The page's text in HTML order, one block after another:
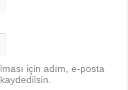
için adım, e-posta